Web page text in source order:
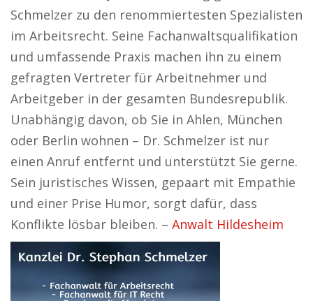
Schmelzer zu den renommiertesten Spezialisten
im Arbeitsrecht. Seine Fachanwaltsqualifikation
und umfassende Praxis machen ihn zu einem
gefragten Vertreter für Arbeitnehmer und
Arbeitgeber in der gesamten Bundesrepublik.
Unabhängig davon, ob Sie in Ahlen, München
oder Berlin wohnen – Dr. Schmelzer ist nur
einen Anruf entfernt und unterstützt Sie gerne.
Sein juristisches Wissen, gepaart mit Empathie
und einer Prise Humor, sorgt dafür, dass
Konflikte lösbar bleiben. – Anwalt Hildesheim